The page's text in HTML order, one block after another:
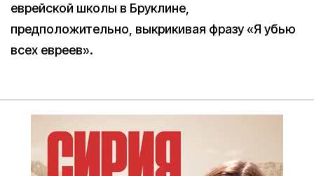
еврейской школы в Бруклине,
предположительно, выкрикивая фразу «Я убью
всех евреев».